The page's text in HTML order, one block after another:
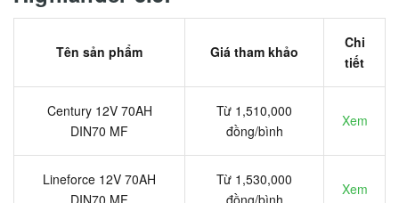
Tên sản phẩm Giá tham khảo
Chi
tiết
Century 12V 70AH
DIN70 MF
Từ 1,510,000
đồng/bình
Xem
Lineforce 12V 70AH
Từ 1,530,000
Xem